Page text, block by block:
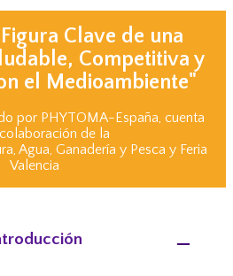
Figura Clave de una
Competitiva y
el Medioambiente"
por PHYTOMA-España, cuenta
de la
Agua, Ganadería y Pesca y Feria
Valencia